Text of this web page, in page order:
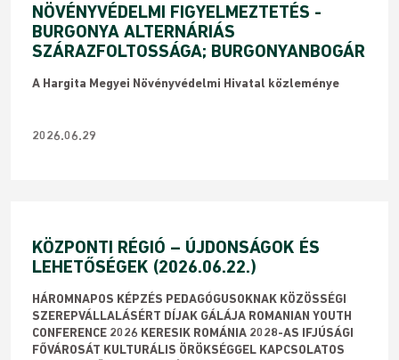
NÖVÉNYVÉDELMI FIGYELMEZTETÉS -
BURGONYA ALTERNÁRIÁS
SZÁRAZFOLTOSSÁGA; BURGONYANBOGÁR
​A Hargita Megyei Növényvédelmi Hivatal közleménye
2026.06.29
KÖZPONTI RÉGIÓ – ÚJDONSÁGOK ÉS
LEHETŐSÉGEK (2026.06.22.)
HÁROMNAPOS KÉPZÉS PEDAGÓGUSOKNAK KÖZÖSSÉGI
SZEREPVÁLLALÁSÉRT DÍJAK GÁLÁJA ROMANIAN YOUTH
CONFERENCE 2026 KERESIK ROMÁNIA 2028-AS IFJÚSÁGI
FŐVÁROSÁT KULTURÁLIS ÖRÖKSÉGGEL KAPCSOLATOS